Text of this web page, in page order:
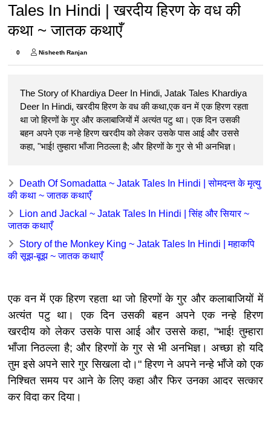
Tales In Hindi | खरदीय हिरण के वध की
कथा ~ जातक कथाएँ
0 Nisheeth Ranjan
The Story of Khardiya Deer In Hindi, Jatak Tales Khardiya
Deer In Hindi, खरदीय हिरण के वध की कथा,एक वन में एक हिरण रहता
था जो हिरणों के गुर और कलाबाजियों में अत्यंत पटु था। एक दिन उसकी
बहन अपने एक नन्हे हिरण खरदीय को लेकर उसके पास आई और उससे
कहा, "भाई! तुम्हारा भाँजा निठल्ला है; और हिरणों के गुर से भी अनभिज्ञ।
Death Of Somadatta ~ Jatak Tales In Hindi | सोमदन्त के मृत्यु
की कथा ~ जातक कथाएँ
Lion and Jackal ~ Jatak Tales In Hindi | सिंह और सियार ~
जातक कथाएँ
Story of the Monkey King ~ Jatak Tales In Hindi | महाकपि
की सूझ-बूझ ~ जातक कथाएँ
एक वन में एक हिरण रहता था जो हिरणों के गुर और कलाबाजियों में
अत्यंत पटु था। एक दिन उसकी बहन अपने एक नन्हे हिरण
खरदीय को लेकर उसके पास आई और उससे कहा, "भाई! तुम्हारा
भाँजा निठल्ला है; और हिरणों के गुर से भी अनभिज्ञ। अच्छा हो यदि
तुम इसे अपने सारे गुर सिखला दो।" हिरण ने अपने नन्हे भाँजे को एक
निश्चित समय पर आने के लिए कहा और फिर उनका आदर सत्कार
कर विदा कर दिया।